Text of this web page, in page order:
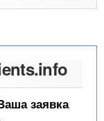
заявка